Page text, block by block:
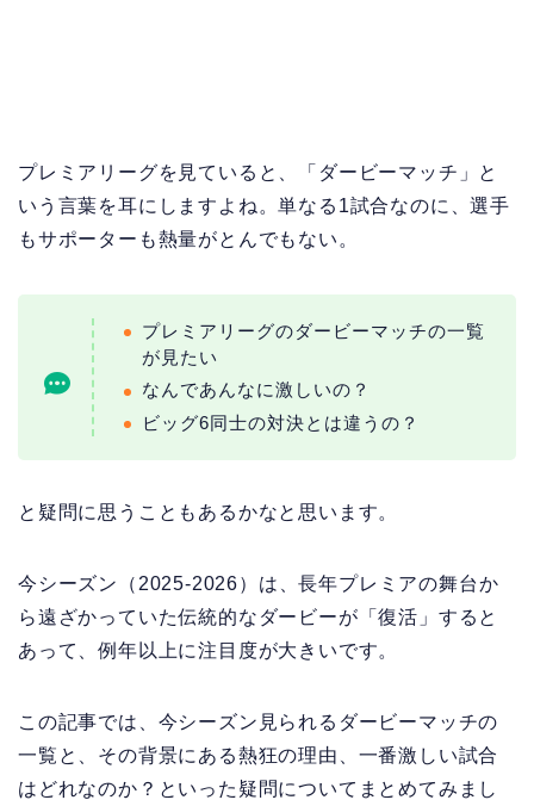
プレミアリーグを見ていると、「ダービーマッチ」と
いう言葉を耳にしますよね。単なる1試合なのに、選手
もサポーターも熱量がとんでもない。
プレミアリーグのダービーマッチの一覧
が見たい
なんであんなに激しいの？
ビッグ6同士の対決とは違うの？
と疑問に思うこともあるかなと思います。
今シーズン（2025-2026）は、長年プレミアの舞台か
ら遠ざかっていた伝統的なダービーが「復活」すると
あって、例年以上に注目度が大きいです。
この記事では、今シーズン見られるダービーマッチの
一覧と、その背景にある熱狂の理由、一番激しい試合
はどれなのか？といった疑問についてまとめてみまし